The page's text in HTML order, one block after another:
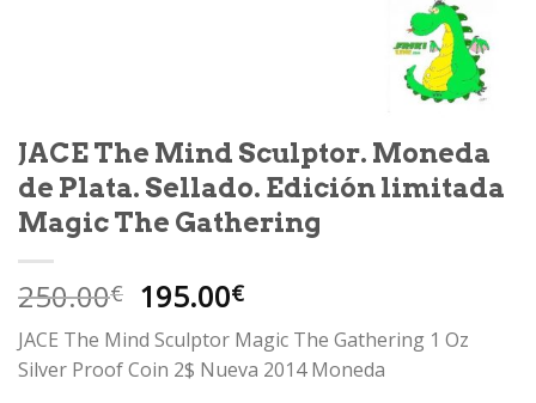
JACE The Mind Sculptor. Moneda
de Plata. Sellado. Edición limitada
Magic The Gathering
250.00€ El
precio
original
era:
195.00€El
precio
actual
es:
JACE The Mind Sculptor Magic The Gathering 1 Oz
Silver Proof Coin 2$ Nueva 2014 Moneda